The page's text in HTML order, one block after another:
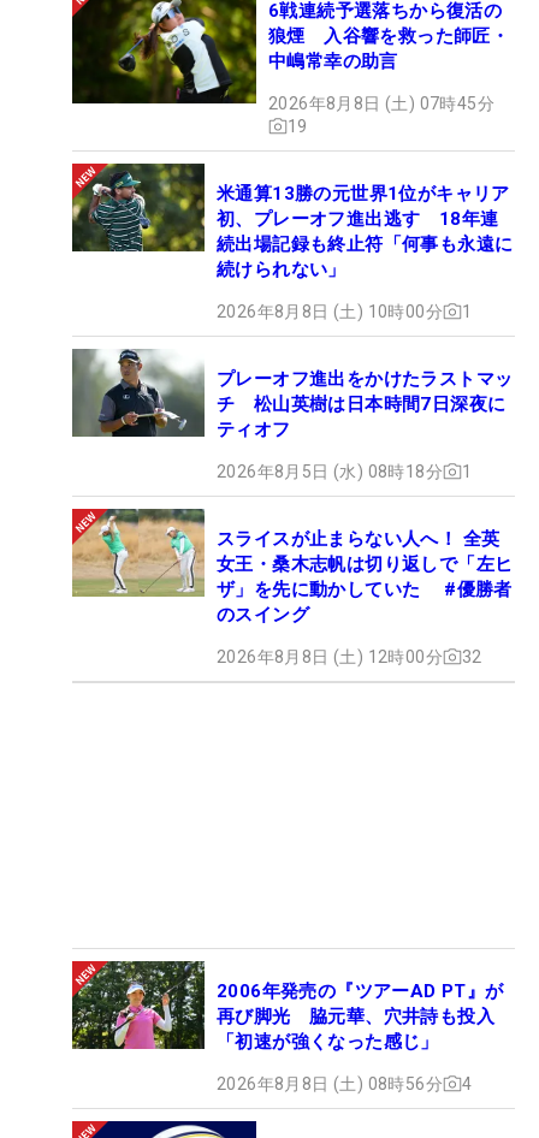
6戦連続予選落ちから復活の
狼煙 入谷響を救った師匠・
中嶋常幸の助言
2026年8月8日 (土) 07時45分
19
米通算13勝の元世界1位がキャリア
初、プレーオフ進出逃す 18年連
続出場記録も終止符「何事も永遠に
続けられない」
2026年8月8日 (土) 10時00分 1
プレーオフ進出をかけたラストマッ
チ 松山英樹は日本時間7日深夜に
ティオフ
2026年8月5日 (水) 08時18分 1
スライスが止まらない人へ！ 全英
女王・桑木志帆は切り返しで「左ヒ
ザ」を先に動かしていた #優勝者
のスイング
2026年8月8日 (土) 12時00分 32
2006年発売の『ツアーAD PT』が
再び脚光 脇元華、穴井詩も投入
「初速が強くなった感じ」
2026年8月8日 (土) 08時56分 4